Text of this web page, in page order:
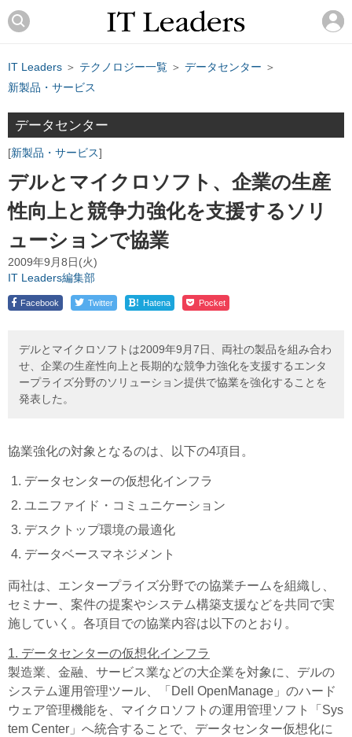
IT Leaders ＞ テクノロジー一覧 ＞ データセンター ＞
新製品・サービス
データセンター
新製品・サービス
デルとマイクロソフト、企業の生産
性向上と競争力強化を支援するソリ
ューションで協業
2009年9月8日(火)
IT Leaders編集部
Facebook Twitter ! Hatena Pocket
デルとマイクロソフトは2009年9月7日、両社の製品を組み合わ
せ、企業の生産性向上と長期的な競争力強化を支援するエンタ
ープライズ分野のソリューション提供で協業を強化することを
発表した。
協業強化の対象となるのは、以下の4項目。
データセンターの仮想化インフラ
ユニファイド・コミュニケーション
デスクトップ環境の最適化
データベースマネジメント
両社は、エンタープライズ分野での協業チームを組織し、
セミナー、案件の提案やシステム構築支援などを共同で実
施していく。各項目での協業内容は以下のとおり。
1. データセンターの仮想化インフラ
製造業、金融、サービス業などの大企業を対象に、デルの
システム運用管理ツール、「Dell OpenManage」のハード
ウェア管理機能を、マイクロソフトの運用管理ソフト「Sys
tem Center」へ統合することで、データセンター仮想化に